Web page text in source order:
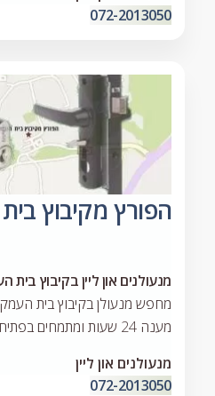
072-2013050
הפורץ מקיבוץ
מנעולנים און ליין בקיבוץ בית
מחפש מנעולן בקיבוץ בית
מענה 24 שעות ומתמחים בפתיחת דלתות ללא נזק.
מנעולנים און ליין
072-2013050